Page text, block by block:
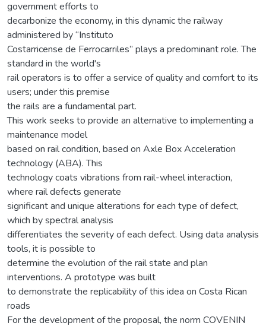
government efforts to
decarbonize the economy, in this dynamic the railway
administered by “Instituto
Costarricense de Ferrocarriles” plays a predominant role. The
standard in the world's
rail operators is to offer a service of quality and comfort to its
users; under this premise
the rails are a fundamental part.
This work seeks to provide an alternative to implementing a
maintenance model
based on rail condition, based on Axle Box Acceleration
technology (ABA). This
technology coats vibrations from rail-wheel interaction,
where rail defects generate
significant and unique alterations for each type of defect,
which by spectral analysis
differentiates the severity of each defect. Using data analysis
tools, it is possible to
determine the evolution of the rail state and plan
interventions. A prototype was built
to demonstrate the replicability of this idea on Costa Rican
roads
For the development of the proposal, the norm COVENIN